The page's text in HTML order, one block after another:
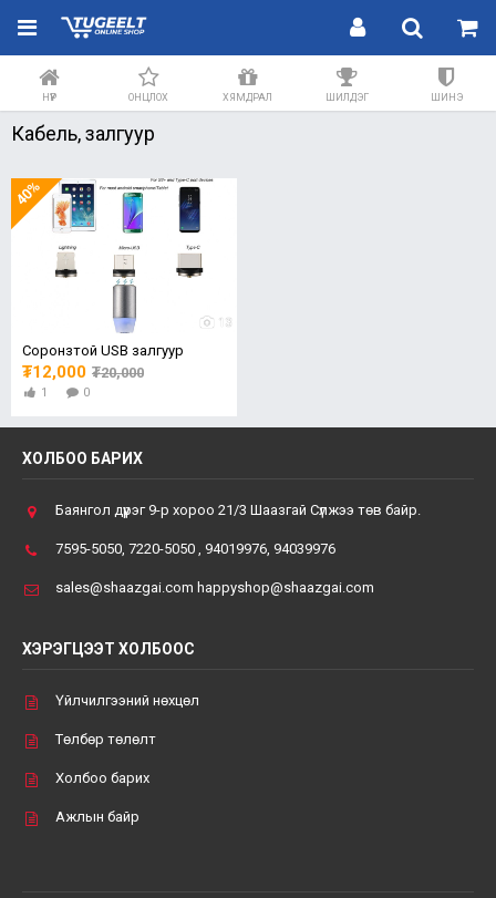
НҮҮР ОНЦЛОХ ХЯМДРАЛ ШИЛДЭГ ШИНЭ
Кабель, залгуур
40%
13
Соронзтой USB залгуур
₮12,000 ₮20,000
1 0
ХОЛБОО БАРИХ
Баянгол дүүрэг 9-р хороо 21/3 Шаазгай Сүлжээ төв байр.
7595-5050, 7220-5050 , 94019976, 94039976
sales@shaazgai.com happyshop@shaazgai.com
ХЭРЭГЦЭЭТ ХОЛБООС
Үйлчилгээний нөхцөл
Төлбөр төлөлт
Холбоо барих
Ажлын байр